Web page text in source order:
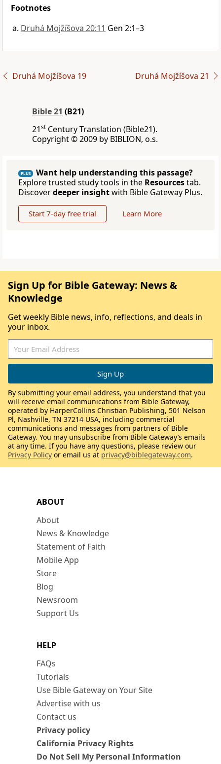
Footnotes
Druhá Mojžíšova 20:11 Gen 2:1–3
Druhá Mojžíšova 19 Druhá Mojžíšova 21
Bible 21 (B21)
21st Century Translation (Bible21).
Copyright © 2009 by BIBLION, o.s.
PLUS
Want help understanding this passage?
Explore trusted study tools in the Resourcestab.
Discoverdeeper insightwith Bible Gateway Plus.
Start 7-day free trial Learn More
ABOUT
About
News & Knowledge
Statement of Faith
Mobile App
Store
Blog
Newsroom
Support Us
HELP
FAQs
Tutorials
Use Bible Gateway on Your Site
Advertise with us
Contact us
Privacy policy
California Privacy Rights
Do Not Sell My Personal Information
Sign Up for Bible Gateway: News &
Knowledge
Get weekly Bible news, info, reflections, and deals in
your inbox.
By submitting your email address, you understand that you
will receive email communications from Bible Gateway,
operated by HarperCollins Christian Publishing, 501 Nelson
Pl, Nashville, TN 37214 USA, including commercial
communications and messages from partners of Bible
Gateway. You may unsubscribe from Bible Gateway’s emails
at any time. If you have any questions, please review our
Privacy Policy or email us at privacy@biblegateway.com.